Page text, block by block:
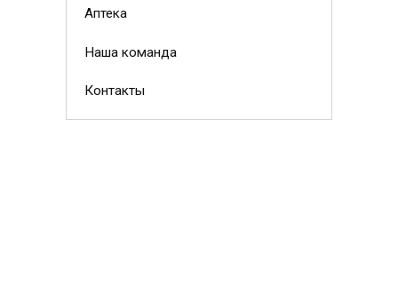
Аптека
Наша команда
Контакты